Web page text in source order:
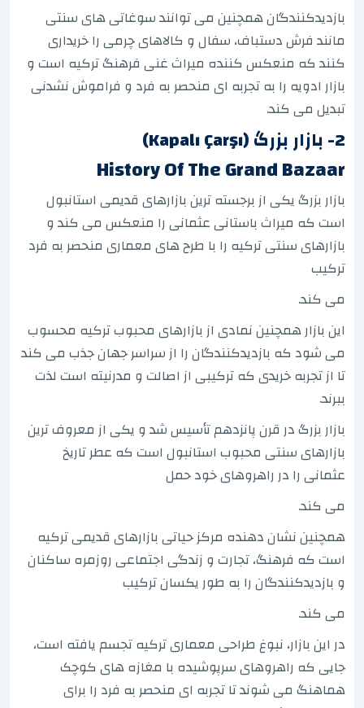
بازدیدکنندگان همچنین می توانند سوغاتی های سنتی
مانند فرش دستباف، سفال و کالاهای چرمی را خریداری
کنند که منعکس کننده میراث غنی فرهنگ ترکیه است و
بازار ادویه را به تجربه ای منحصر به فرد و فراموش نشدنی
تبدیل می کند.
2- بازار بزرگ (Kapalı Çarşı)
History Of The Grand Bazaar
بازار بزرگ یکی از برجسته ترین بازارهای قدیمی استانبول
است که میراث باستانی عثمانی را منعکس می کند و
بازارهای سنتی ترکیه را با طرح های معماری منحصر به فرد
ترکیب
می کند.
این بازار همچنین نمادی از بازارهای محبوب ترکیه محسوب
می شود که بازدیدکنندگان را از سراسر جهان جذب می کند
تا از تجربه خریدی که ترکیبی از اصالت و مدرنیته است لذت
ببرند.
بازار بزرگ در قرن پانزدهم تأسیس شد و یکی از معروف ترین
بازارهای سنتی محبوب استانبول است که عطر تاریخ
عثمانی را در راهروهای خود حمل
می کند.
همچنین نشان دهنده مرکز حیاتی بازارهای قدیمی ترکیه
است که فرهنگ، تجارت و زندگی اجتماعی روزمره ساکنان
و بازدیدکنندگان را به طور یکسان ترکیب
می کند.
در این بازار، نبوغ طراحی معماری ترکیه تجسم یافته است،
جایی که راهروهای سرپوشیده با مغازه های کوچک
هماهنگ می شوند تا تجربه ای منحصر به فرد را برای